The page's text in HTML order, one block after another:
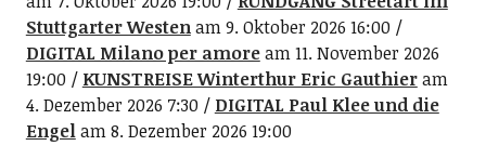
Stuttgarter Westenam 9. Oktober 2026 16:00
DIGITAL Milano per amoream 11. November 2026
19:00
KUNSTREISE Winterthur Eric Gauthieram
4. Dezember 2026 7:30
DIGITAL Paul Klee und die
Engelam 8. Dezember 2026 19:00